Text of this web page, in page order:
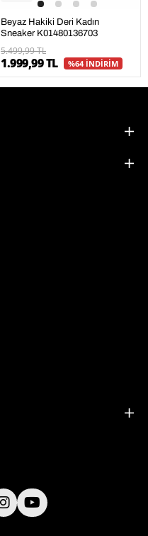
Beyaz Hakiki Deri Kadın
Sneaker K01480136703
5.499,99 TL
1.999,99 TL %64 İNDİRİM